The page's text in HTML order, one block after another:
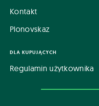
Kontakt
Plonovskaz
DLA KUPUJĄCYCH
Regulamin użytkownika